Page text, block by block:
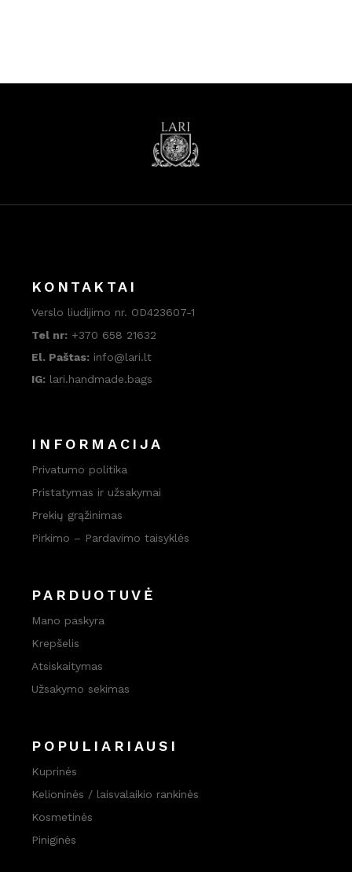
KONTAKTAI
Verslo liudijimo nr. OD423607-1
Tel nr: +370 658 21632
El. Paštas: info@lari.lt
IG: lari.handmade.bags
INFORMACIJA
Privatumo politika
Pristatymas ir užsakymai
Prekių grąžinimas
Pirkimo – Pardavimo taisyklės
PARDUOTUVĖ
Mano paskyra
Krepšelis
Atsiskaitymas
Užsakymo sekimas
POPULIARIAUSI
Kuprinės
Kelioninės / laisvalaikio rankinės
Kosmetinės
Piniginės